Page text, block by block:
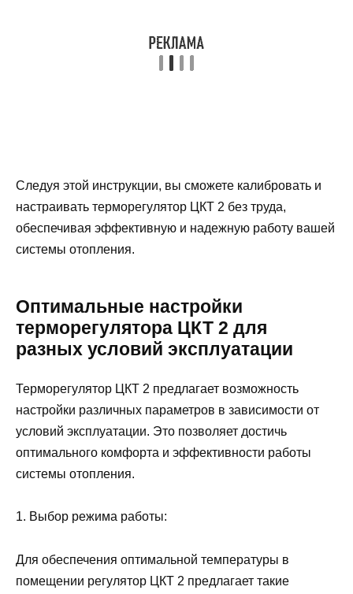
Следуя этой инструкции, вы сможете калибровать и
настраивать терморегулятор ЦКТ 2 без труда,
обеспечивая эффективную и надежную работу вашей
системы отопления.
Оптимальные настройки
терморегулятора ЦКТ 2 для
разных условий эксплуатации
Терморегулятор ЦКТ 2 предлагает возможность
настройки различных параметров в зависимости от
условий эксплуатации. Это позволяет достичь
оптимального комфорта и эффективности работы
системы отопления.
1. Выбор режима работы:
Для обеспечения оптимальной температуры в
помещении регулятор ЦКТ 2 предлагает такие